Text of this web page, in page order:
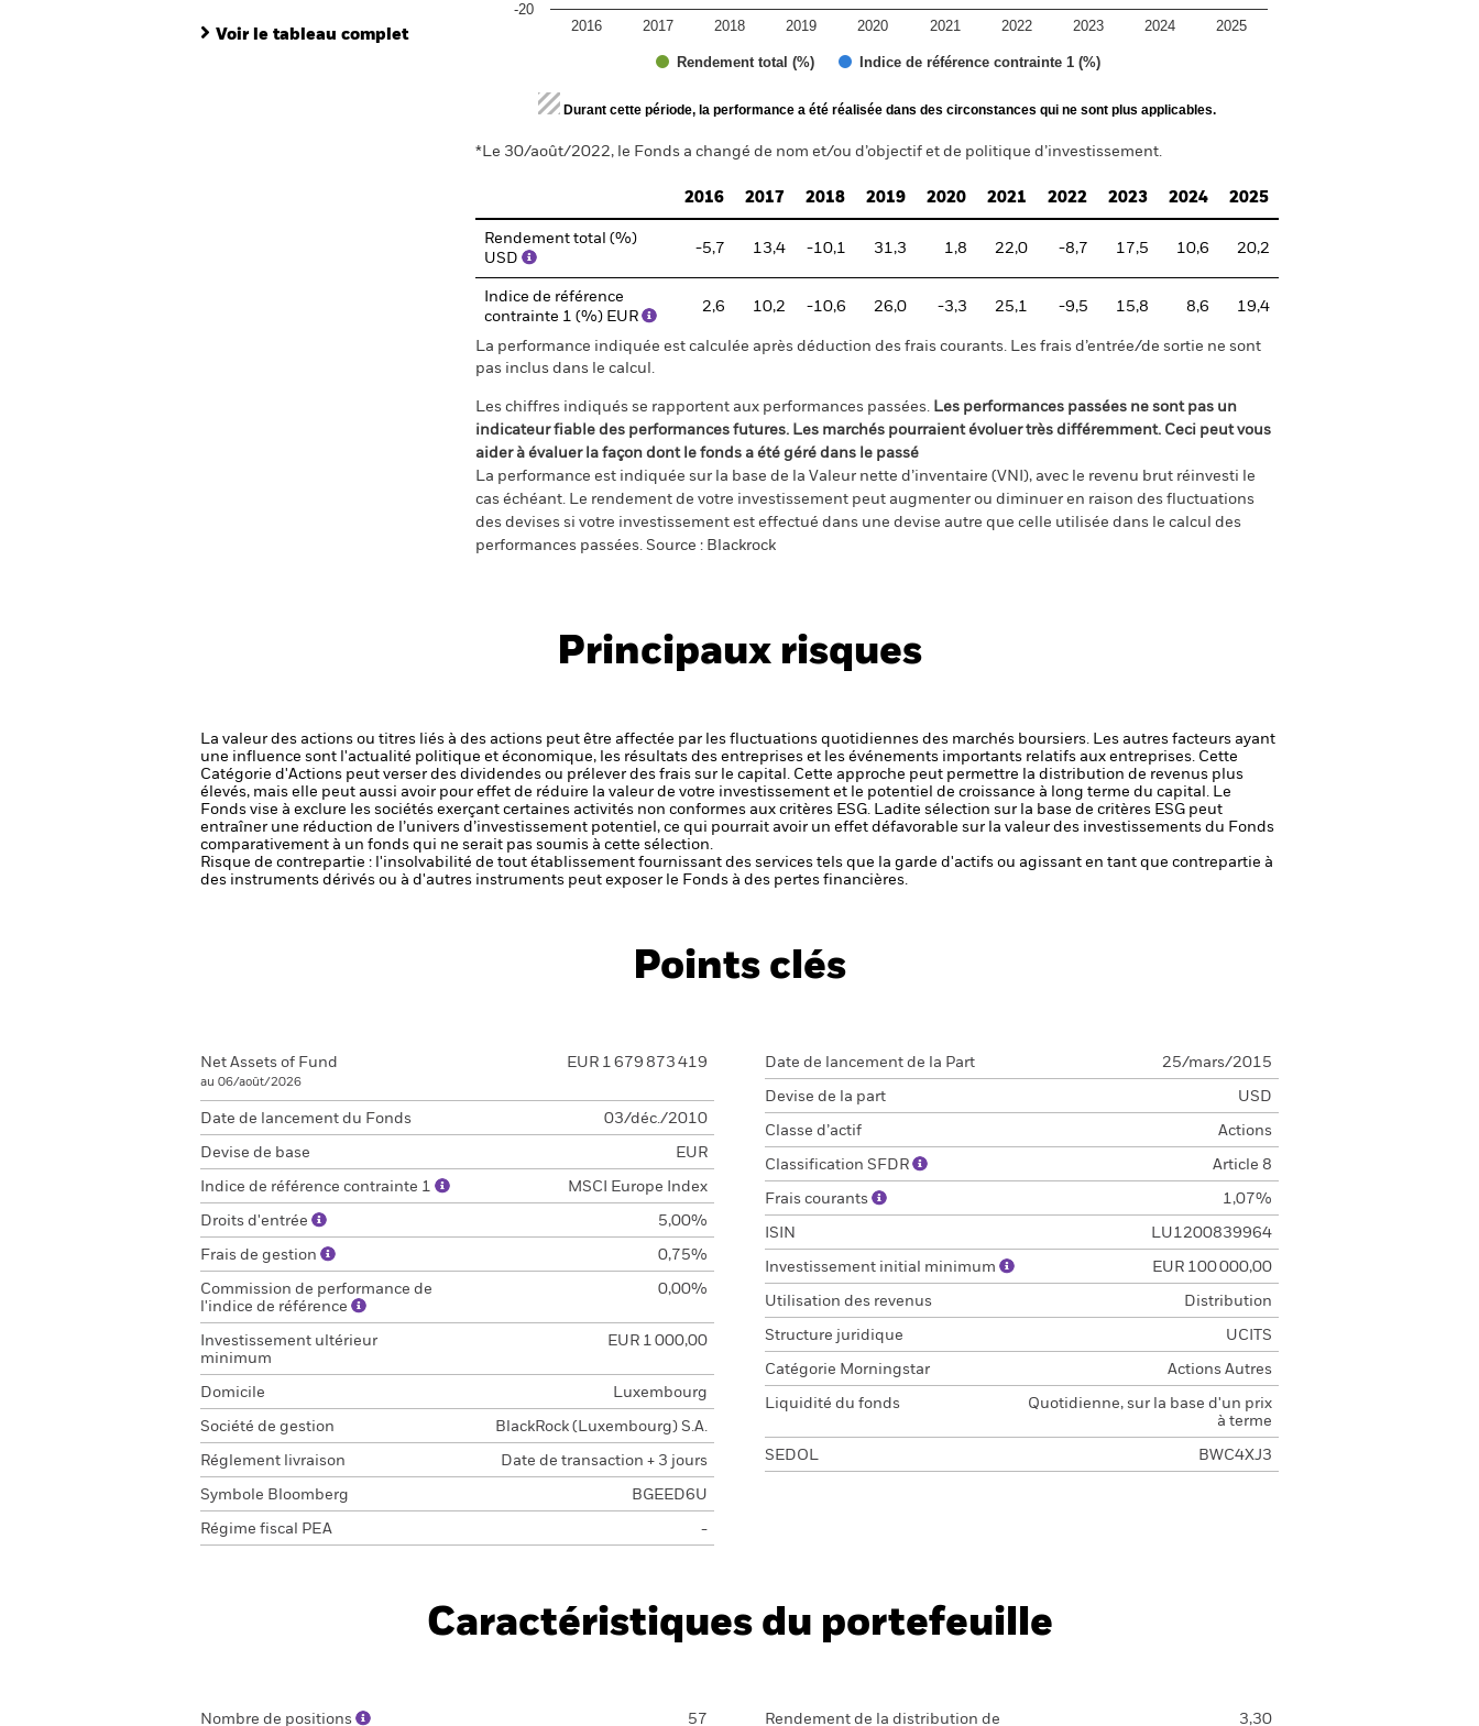
Voir le tableau complet
Rendement total (%) Indice de référence contrainte 1 (%)
2016 2017 2018 2019 2020 2021 2022 2023 2024 2025
-20
End of interactive chart.
Durant cette période, la performance a été réalisée dans des circonstances qui ne sont plus applicables.
*Le 30/août/2022, le Fonds a changé de nom et/ou d’objectif et de politique d’investissement.
2016 2017 2018 2019 2020 2021 2022 2023 2024 2025
Rendement total (%)
USD
-5,7 13,4 -10,1 31,3 1,8 22,0 -8,7 17,5 10,6 20,2
Indice de référence
contrainte 1 (%) EUR
2,6 10,2 -10,6 26,0 -3,3 25,1 -9,5 15,8 8,6 19,4
La performance indiquée est calculée après déduction des frais courants. Les frais d’entrée/de sortie ne sont
pas inclus dans le calcul.
Les chiffres indiqués se rapportent aux performances passées. Les performances passées ne sont pas un
indicateur fiable des performances futures. Les marchés pourraient évoluer très différemment. Ceci peut vous
aider à évaluer la façon dont le fonds a été géré dans le passé
La performance est indiquée sur la base de la Valeur nette d’inventaire (VNI), avec le revenu brut réinvesti le
cas échéant. Le rendement de votre investissement peut augmenter ou diminuer en raison des fluctuations
des devises si votre investissement est effectué dans une devise autre que celle utilisée dans le calcul des
performances passées. Source : Blackrock
Principaux risques
La valeur des actions ou titres liés à des actions peut être affectée par les fluctuations quotidiennes des marchés boursiers. Les autres facteurs ayant
une influence sont l'actualité politique et économique, les résultats des entreprises et les événements importants relatifs aux entreprises. Cette
Catégorie d'Actions peut verser des dividendes ou prélever des frais sur le capital. Cette approche peut permettre la distribution de revenus plus
élevés, mais elle peut aussi avoir pour effet de réduire la valeur de votre investissement et le potentiel de croissance à long terme du capital. Le
Fonds vise à exclure les sociétés exerçant certaines activités non conformes aux critères ESG. Ladite sélection sur la base de critères ESG peut
entraîner une réduction de l’univers d’investissement potentiel, ce qui pourrait avoir un effet défavorable sur la valeur des investissements du Fonds
comparativement à un fonds qui ne serait pas soumis à cette sélection.
Risque de contrepartie : l'insolvabilité de tout établissement fournissant des services tels que la garde d'actifs ou agissant en tant que contrepartie à
des instruments dérivés ou à d'autres instruments peut exposer le Fonds à des pertes financières.
Points clés
Net Assets of Fund
au 06/août/2026
EUR 1 679 873 419
Date de lancement du Fonds 03/déc./2010
Devise de base EUR
Indice de référence contrainte 1 MSCI Europe Index
Droits d'entrée 5,00%
Frais de gestion 0,75%
Commission de performance de
l'indice de référence
0,00%
Investissement ultérieur
minimum
EUR 1 000,00
Domicile Luxembourg
Société de gestion BlackRock (Luxembourg) S.A.
Réglement livraison Date de transaction + 3 jours
Symbole Bloomberg BGEED6U
Régime fiscal PEA -
Date de lancement de la Part 25/mars/2015
Devise de la part USD
Classe d’actif Actions
Classification SFDR Article 8
Frais courants 1,07%
ISIN LU1200839964
Investissement initial minimum EUR 100 000,00
Utilisation des revenus Distribution
Structure juridique UCITS
Catégorie Morningstar Actions Autres
Liquidité du fonds
Quotidienne, sur la base d'un prix
à terme
SEDOL BWC4XJ3
Caractéristiques du portefeuille
Nombre de positions 57 Rendement de la distribution de 3,30